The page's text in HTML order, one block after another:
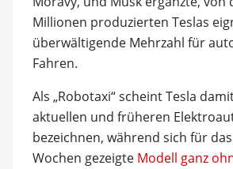
Millionen produzierten Teslas
überwältigende Mehrzahl für
Fahren.
Als „Robotaxi“ scheint Tesla
aktuellen und früheren
bezeichnen, während sich für
Wochen gezeigte Modell ganz